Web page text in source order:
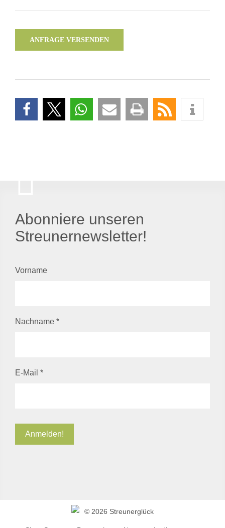
ANFRAGE VERSENDEN
Abonniere unseren
Streunernewsletter!
Vorname
Nachname *
E-Mail *
© 2026 Streunerglück